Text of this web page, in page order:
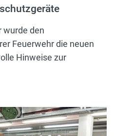
wurde den
Feuerwehr die neuen
Hinweise zur